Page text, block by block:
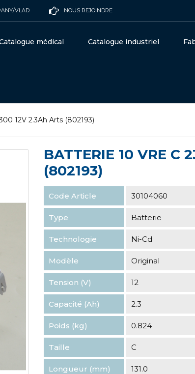
VLAD NOUS REJOINDRE
médical Catalogue industriel
12V 2.3Ah Arts (802193)
BATTERIE 10 VRE C
(802193)
Code Article 30104060
Type Batterie
Technologie Ni-Cd
Modèle Original
Tension (V) 12
Capacité (Ah) 2.3
Poids (kg) 0.824
Taille C
Longueur (mm) 131.0